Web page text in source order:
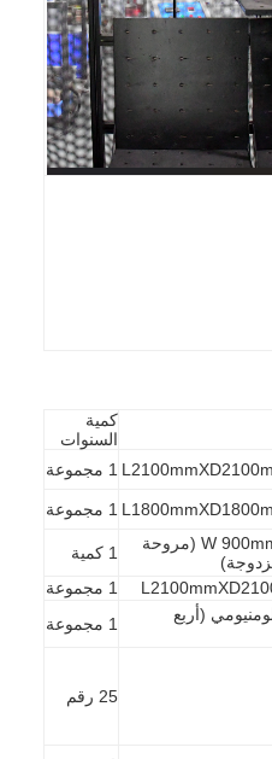
كمية
السنوات
1 مجموعة
1 مجموعة
W 900mmX H 1900mm (مروحة
1 كمية
1 مجموعة
(أربع
1 مجموعة
25 رقم